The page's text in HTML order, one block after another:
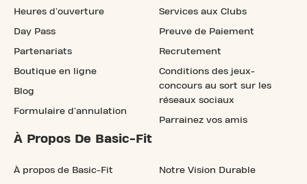
Heures d'ouverture
Day Pass
Partenariats
Boutique en ligne
Blog
Formulaire d'annulation
Services aux Clubs
Preuve de Paiement
Recrutement
Conditions des jeux-
concours au sort sur les
réseaux sociaux
Parrainez vos amis
À Propos De Basic-Fit
À propos de Basic-Fit Notre Vision Durable